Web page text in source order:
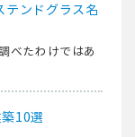
テンドグラス名
べたわけではあ
10選